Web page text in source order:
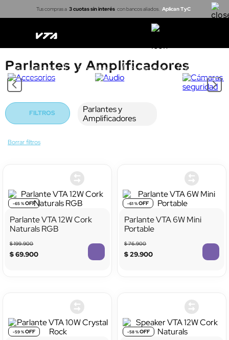
Tus compras a 3 cuotas sin interés con bancos aliados. Aplican TyC
Casa inteligente Cerraduras Proyectores Arma tu kit
Parlantes y Amplificadores
FILTROS
Parlantes y
Amplificadores
-65 %
Parlante VTA 12W Cork
Naturals RGB
$199.900
$69.900
-61 %
Parlante VTA 6W Mini
Portable
$76.900
$29.900
-59 % -58 %